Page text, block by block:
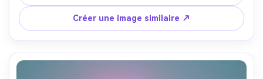
f/1.4, faible angle, lumière de bord dramatique,
photoréaliste, contraste élevé vaporwave --ar 4:5
Créer une image similaire ↗